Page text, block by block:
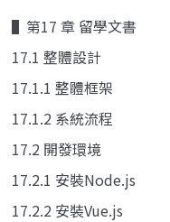
▌第17 章 留學文書
17.1 整體設計
17.1.1 整體框架
17.1.2 系統流程
17.2 開發環境
17.2.1 安裝Node.js
17.2.2 安裝Vue.js